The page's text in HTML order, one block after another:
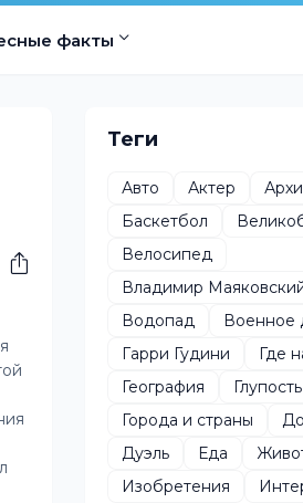
факты
Теги
Авто Актер
Баскетбол
Велосипед
Владимир
Водопад
Военное
Гарри Гудини
Где
География
Глупость
Города и страны
Дуэль
Еда
Изобретения